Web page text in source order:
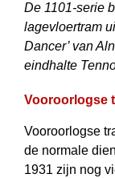
De 1101-serie
lagevloertram
Dancer’ van
eindhalte
Vooroorlogse
Vooroorlogse
de normale
1931 zijn nog